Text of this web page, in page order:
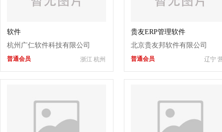
软件
杭州广仁软件科技有限公司
浙江 杭州
普通会员
贵友ERP管理软件
北京贵友邦软件有限公司
辽宁
普通会员